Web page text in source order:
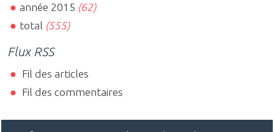
année 2015 (62)
total (555)
Flux RSS
Fil des articles
Fil des commentaires